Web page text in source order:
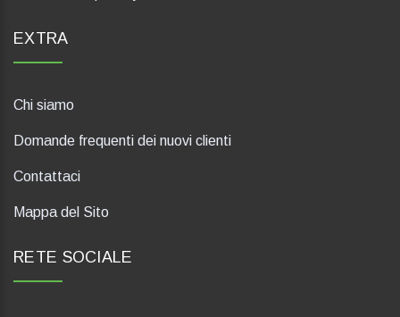
EXTRA
Chi siamo
Domande frequenti dei nuovi clienti
Contattaci
Mappa del Sito
RETE SOCIALE